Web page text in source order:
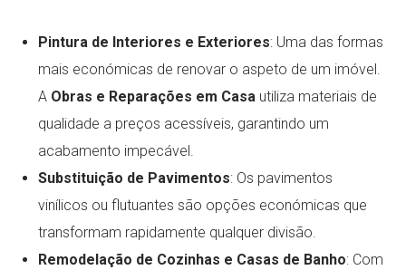
Pintura de Interiores e Exteriores: Uma das formas
mais económicas de renovar o aspeto de um imóvel.
A Obras e Reparações em Casa utiliza materiais de
qualidade a preços acessíveis, garantindo um
acabamento impecável.
Substituição de Pavimentos: Os pavimentos
vinílicos ou flutuantes são opções económicas que
transformam rapidamente qualquer divisão.
Remodelação de Cozinhas e Casas de Banho: Com